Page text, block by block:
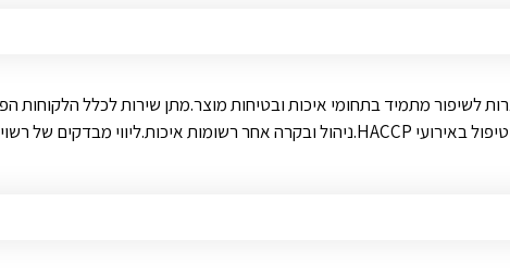
לשיפור מתמיד בתחומי איכות ובטיחות מוצר.מתן שירות לכלל